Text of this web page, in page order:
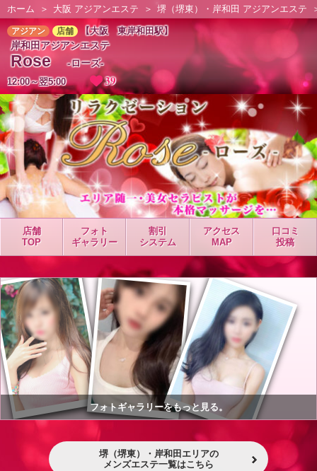
ホーム 大阪 アジアンエステ 堺（堺東）・岸和田 アジアンエステ
アジアン 店舗 【大阪 東岸和田駅】
岸和田アジアンエステ
Rose-ローズ-
12:00～翌5:00 39
店舗
TOP
フォト
ギャラリー
割引
システム
アクセス
MAP
口コミ
投稿
フォトギャラリーをもっと見る。
堺（堺東）・岸和田エリアの
メンズエステ一覧はこちら